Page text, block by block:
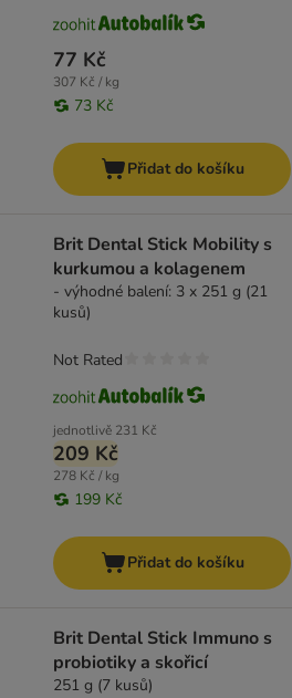
77 Kč
307 Kč / kg
73 Kč
Přidat do košíku
Brit Dental Stick Mobility s
kurkumou a kolagenem
- výhodné balení: 3 x 251 g (21
kusů)
jednotlivě 231 Kč
209 Kč
278 Kč / kg
199 Kč
Not Rated
Přidat do košíku
Brit Dental Stick Immuno s
probiotiky a skořicí
251 g (7 kusů)